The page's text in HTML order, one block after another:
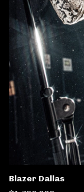
Blazer Dallas